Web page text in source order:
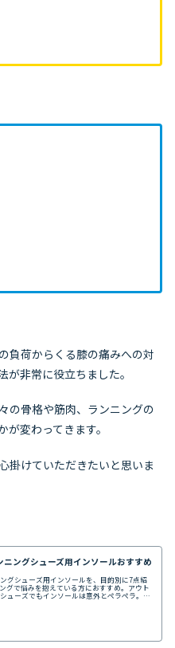
負荷からくる膝の痛みへの対
非常に役立ちました。
の骨格や筋肉、ランニングの
変わってきます。
掛けていただきたいと思いま
ニングシューズ用インソールおすすめ
グシューズ用インソールを、目的別に7点紹
グで悩みを抱えている方におすすめ。アウト
ューズでもインソールは意外とペラペラ。ド